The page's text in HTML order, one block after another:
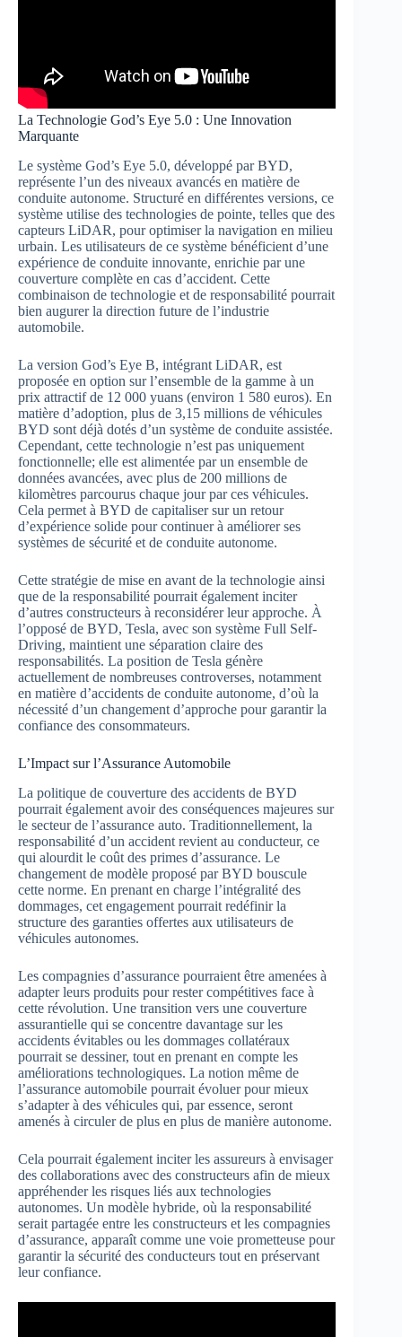
La Technologie God’s Eye 5.0 : Une Innovation
Marquante
Le système God’s Eye 5.0, développé par BYD,
représente l’un des niveaux avancés en matière de
conduite autonome. Structuré en différentes versions, ce
système utilise des technologies de pointe, telles que des
capteurs LiDAR, pour optimiser la navigation en milieu
urbain. Les utilisateurs de ce système bénéficient d’une
expérience de conduite innovante, enrichie par une
couverture complète en cas d’accident. Cette
combinaison de technologie et de responsabilité pourrait
bien augurer la direction future de l’industrie
automobile.
La version God’s Eye B, intégrant LiDAR, est
proposée en option sur l’ensemble de la gamme à un
prix attractif de 12 000 yuans (environ 1 580 euros). En
matière d’adoption, plus de 3,15 millions de véhicules
BYD sont déjà dotés d’un système de conduite assistée.
Cependant, cette technologie n’est pas uniquement
fonctionnelle; elle est alimentée par un ensemble de
données avancées, avec plus de 200 millions de
kilomètres parcourus chaque jour par ces véhicules.
Cela permet à BYD de capitaliser sur un retour
d’expérience solide pour continuer à améliorer ses
systèmes de sécurité et de conduite autonome.
Cette stratégie de mise en avant de la technologie ainsi
que de la responsabilité pourrait également inciter
d’autres constructeurs à reconsidérer leur approche. À
l’opposé de BYD, Tesla, avec son système Full Self-
Driving, maintient une séparation claire des
responsabilités. La position de Tesla génère
actuellement de nombreuses controverses, notamment
en matière d’accidents de conduite autonome, d’où la
nécessité d’un changement d’approche pour garantir la
confiance des consommateurs.
L’Impact sur l’Assurance Automobile
La politique de couverture des accidents de BYD
pourrait également avoir des conséquences majeures sur
le secteur de l’assurance auto. Traditionnellement, la
responsabilité d’un accident revient au conducteur, ce
qui alourdit le coût des primes d’assurance. Le
changement de modèle proposé par BYD bouscule
cette norme. En prenant en charge l’intégralité des
dommages, cet engagement pourrait redéfinir la
structure des garanties offertes aux utilisateurs de
véhicules autonomes.
Les compagnies d’assurance pourraient être amenées à
adapter leurs produits pour rester compétitives face à
cette révolution. Une transition vers une couverture
assurantielle qui se concentre davantage sur les
accidents évitables ou les dommages collatéraux
pourrait se dessiner, tout en prenant en compte les
améliorations technologiques. La notion même de
l’assurance automobile pourrait évoluer pour mieux
s’adapter à des véhicules qui, par essence, seront
amenés à circuler de plus en plus de manière autonome.
Cela pourrait également inciter les assureurs à envisager
des collaborations avec des constructeurs afin de mieux
appréhender les risques liés aux technologies
autonomes. Un modèle hybride, où la responsabilité
serait partagée entre les constructeurs et les compagnies
d’assurance, apparaît comme une voie prometteuse pour
garantir la sécurité des conducteurs tout en préservant
leur confiance.